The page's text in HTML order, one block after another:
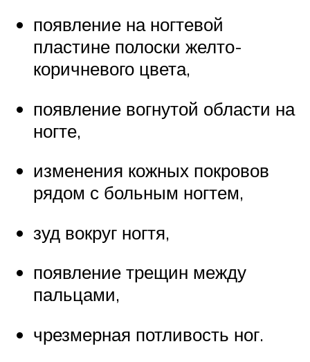
появление на ногтевой
пластине полоски желто-
коричневого цвета,
появление вогнутой области на
ногте,
изменения кожных покровов
рядом с больным ногтем,
зуд вокруг ногтя,
появление трещин между
пальцами,
чрезмерная потливость ног.